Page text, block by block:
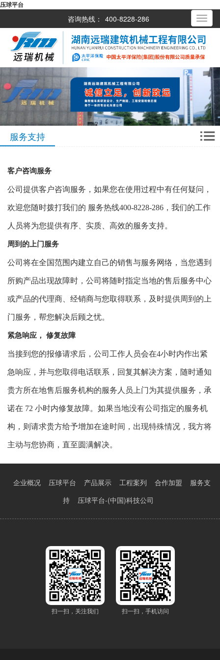
压球平台
咨询热线： 400-8228-286
服务支持
客户咨询服务
公司提供客户咨询服务，如果您在使用过程中有任何疑问，
欢迎您随时拨打我们的 服务热线400-8228-286 ，我们的工作
人员将为您提供有序、实质、高效的服务支持。
周到的上门服务
公司将在全国范围内建立自己的销售与服务网络，当您遇到
所购产品出现故障时，公司将随时指定当地的售后服务中心
或产品的代理商、经销商与您取得联系，及时提供周到的上
门服务，帮您解决后顾之忧。
紧急响应， 修复故障
当接到您的报修请求后，公司工作人员会在4小时内作出紧
急响应，并与您取得电话联系，回复其解决方案，随时通知
贵方所在地售后服务机构的服务人员上门为其提供服务，承
诺在 72 小时内修复故障。如果当地没有公司指定的服务机
构，则请求贵方给予增加在途时间，出现特殊情况，我方将
主动与您协商，直至圆满解决。
企业概况 压球平台 产品展示 工程案列 合作加盟
服务支
持
压球平台-(中国)科技公司
扫一扫，关注我们 扫一扫，手机访问
Toggle